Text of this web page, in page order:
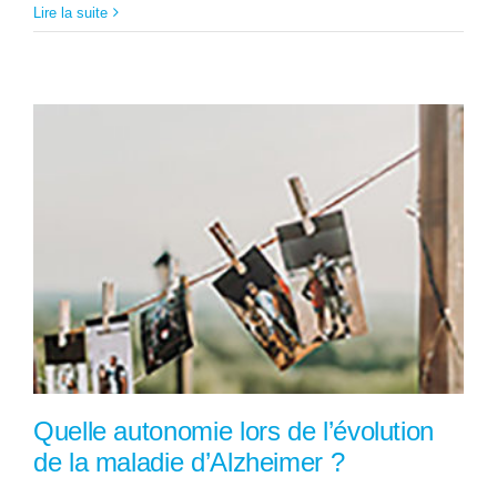
Lire la suite
Quelle autonomie lors de l’évolution
de la maladie d’Alzheimer ?